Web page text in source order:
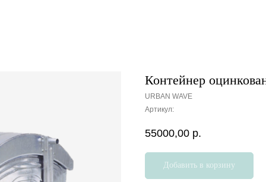
Контейнер
URBAN WAVE
Артикул:
55000,00 р.
Добавить в корзину